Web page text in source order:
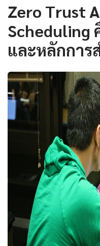
Zero Trust
Scheduling
และหลักการ